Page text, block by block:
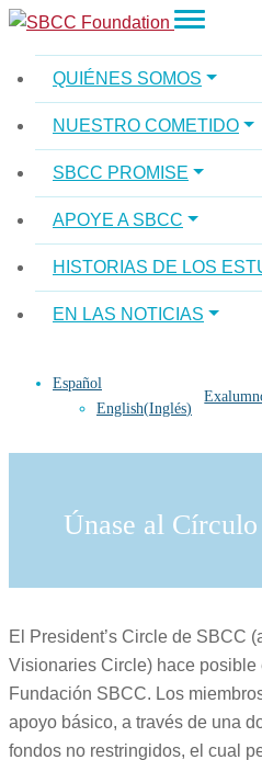
QUIÉNES SOMOS
NUESTRO COMETIDO
SBCC PROMISE
APOYE A SBCC
HISTORIAS DE LOS
EN LAS NOTICIAS
Español
English(Inglés)
Únase al
El President’s Circle de SBCC
Visionaries Circle) hace posible
Fundación SBCC. Los
apoyo básico, a través de una
fondos no restringidos, el cual